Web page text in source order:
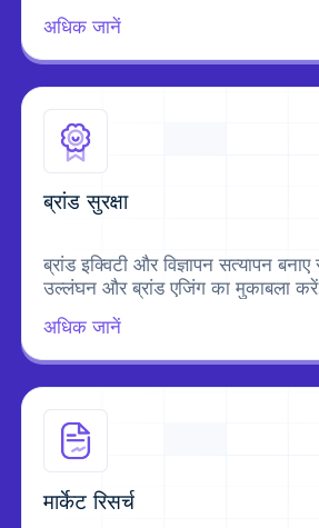
अधिक जानें
ब्रांड सुरक्षा
ब्रांड इक्विटी और विज्ञापन सत्यापन
उल्लंघन और ब्रांड एजिंग का मुकाबला
अधिक जानें
मार्केट रिसर्च